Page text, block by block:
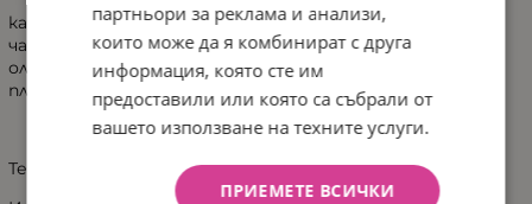
калъфка -35/45см
чаршаф -100/150см с принт
олекотена завивка -100/150см
плик - 100/150см
Текстил ранфорс, произведен в Полша.
партньори за реклама и анализи,
които може да я комбинират с друга
информация, която сте им
предоставили или която са събрали от
вашето използване на техните услуги.
ПРИЕМЕТЕ ВСИЧКИ